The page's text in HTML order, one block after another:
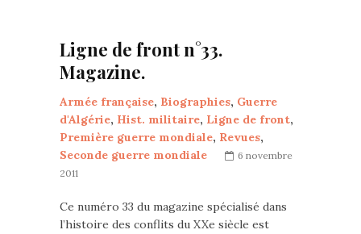
Ligne de front n°33.
Magazine.
Armée française, Biographies, Guerre
d'Algérie, Hist. militaire, Ligne de front,
Première guerre mondiale, Revues,
Seconde guerre mondiale
6 novembre
2011
Ce numéro 33 du magazine spécialisé dans
l’histoire des conflits du XXe siècle est